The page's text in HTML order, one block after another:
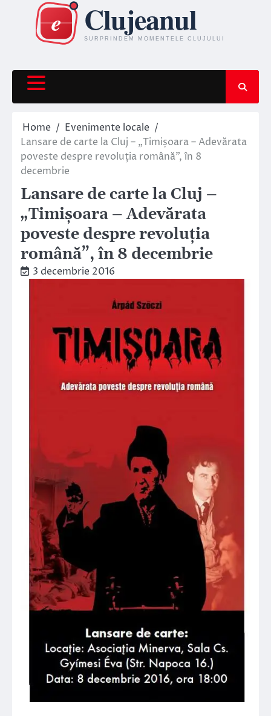
content
Home
Evenimente locale
Lansare de carte la Cluj – „Timișoara – Adevărata
poveste despre revoluția română”, în 8
decembrie
Lansare de carte la Cluj –
„Timișoara – Adevărata
poveste despre revoluția
română”, în 8 decembrie
3 decembrie 2016